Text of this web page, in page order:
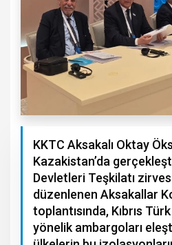
KKTC Aksakalı Oktay
Kazakistan’da
Devletleri Teşkilatı
düzenlenen Aksakallar
toplantısında, Kıbrıs
yönelik ambargoları